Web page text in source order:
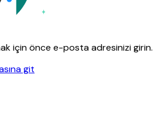
için önce e-posta adresinizi girin.
git